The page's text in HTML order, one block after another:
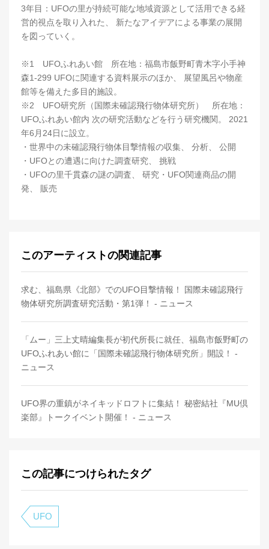
3年目：UFOの里が持続可能な地域資源として活用できる経
営的視点を取り入れた、 新たなアイデアによる事業の展開
を図っていく。
※1 UFOふれあい館 所在地：福島市飯野町青木字小手神
森1-299 UFOに関連する資料展示のほか、 展望風呂や物産
館等を備えた多目的施設。
※2 UFO研究所（国際未確認飛行物体研究所） 所在地：
UFOふれあい館内 次の研究活動などを行う研究機関。 2021
年6月24日に設立。
・世界中の未確認飛行物体目撃情報の収集、 分析、 公開
・UFOとの遭遇に向けた調査研究、 挑戦
・UFOの里千貫森の謎の調査、 研究・UFO関連商品の開
発、 販売
このアーティストの関連記事
求む、福島県《北部》でのUFO目撃情報！ 国際未確認飛行
物体研究所調査研究活動・第1弾！ - ニュース
「ムー」三上丈晴編集長が初代所長に就任、福島市飯野町の
UFOふれあい館に「国際未確認飛行物体研究所」開設！ -
ニュース
UFO界の重鎮がネイキッドロフトに集結！ 秘密結社『MU倶
楽部』トークイベント開催！ - ニュース
この記事につけられたタグ
UFO